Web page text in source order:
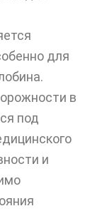
для
в
под
и